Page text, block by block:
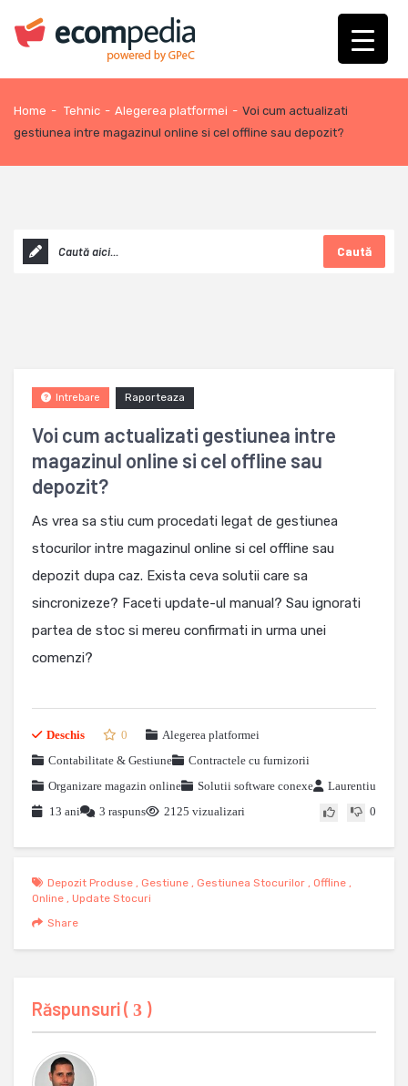
Home - Tehnic - Alegerea platformei - Voi cum actualizati
gestiunea intre magazinul online si cel offline sau depozit?
Caută
Voi cum actualizati gestiunea intre
magazinul online si cel offline sau
depozit?
Raporteaza
Intrebare
As vrea sa stiu cum procedati legat de gestiunea
stocurilor intre magazinul online si cel offline sau
depozit dupa caz. Exista ceva solutii care sa
sincronizeze? Faceti update-ul manual? Sau ignorati
partea de stoc si mereu confirmati in urma unei
comenzi?
Deschis 0
Alegerea platformei
Contabilitate & Gestiune
Contractele cu furnizorii
Organizare magazin online
Solutii software conexe
Laurentiu
13 ani
3 raspuns 2125 vizualizari 0
Depozit Produse , Gestiune , Gestiunea Stocurilor , Offline ,
Online , Update Stocuri
Share
Răspunsuri ( 3 )